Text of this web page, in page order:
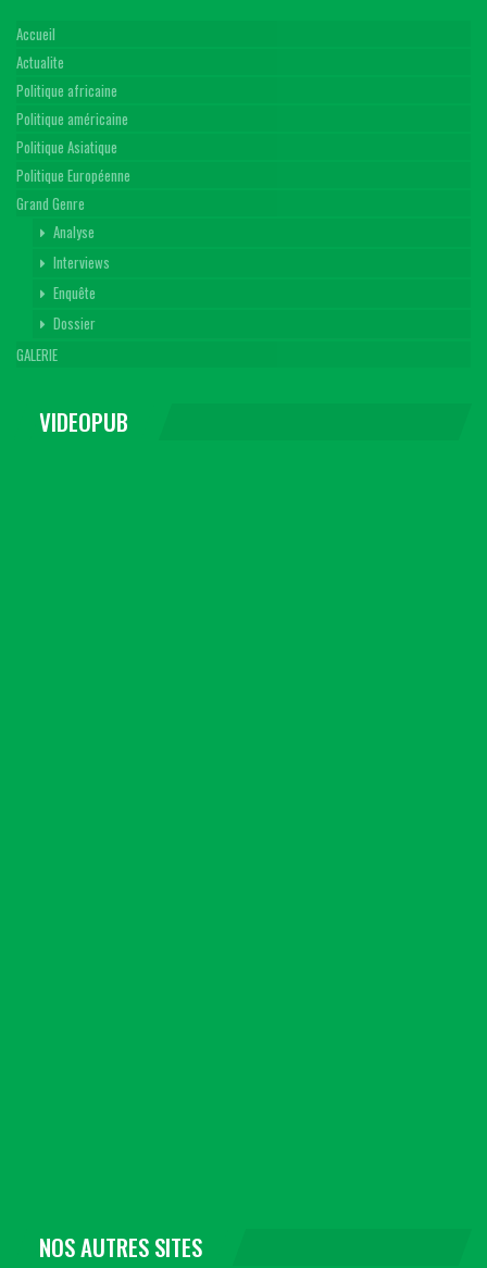
Accueil
Actualite
Politique africaine
Politique américaine
Politique Asiatique
Politique Européenne
Grand Genre
Analyse
Interviews
Enquête
Dossier
GALERIE
VIDEOPUB
NOS AUTRES SITES